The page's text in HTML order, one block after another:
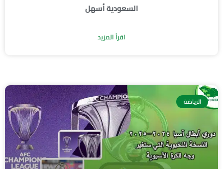
السعودية أسهل
اقرأ المزيد
الرياضة